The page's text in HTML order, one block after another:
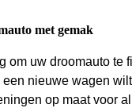
met gemak
om uw droomauto
nieuwe wagen
op maat voor